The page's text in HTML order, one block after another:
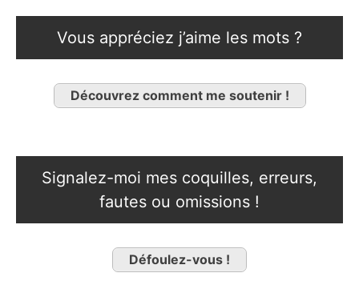
Vous appréciez j’aime les mots ?
Découvrez comment me soutenir !
Signalez-moi mes coquilles, erreurs,
fautes ou omissions !
Défoulez-vous !